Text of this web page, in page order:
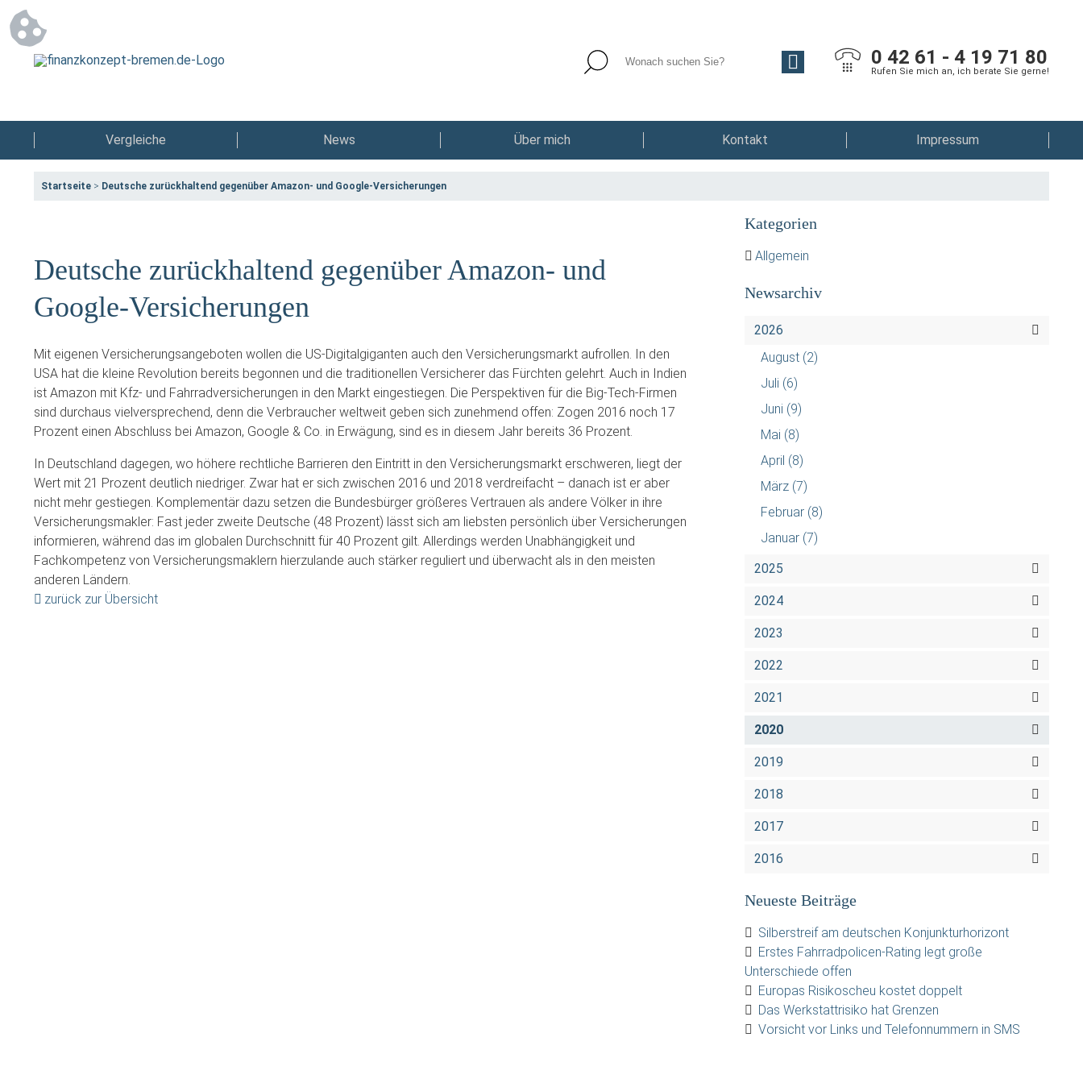
0 42 61 - 4 19 71 80
Rufen Sie mich an, ich berate Sie gerne!
Vergleiche News Über mich Kontakt Impressum
Startseite > Deutsche zurückhaltend gegenüber Amazon- und Google-Versicherungen
Deutsche zurückhaltend gegenüber Amazon- und
Google-Versicherungen
Mit eigenen Versicherungsangeboten wollen die US-Digitalgiganten auch den Versicherungsmarkt aufrollen. In den
USA hat die kleine Revolution bereits begonnen und die traditionellen Versicherer das Fürchten gelehrt. Auch in Indien
ist Amazon mit Kfz- und Fahrradversicherungen in den Markt eingestiegen. Die Perspektiven für die Big-Tech-Firmen
sind durchaus vielversprechend, denn die Verbraucher weltweit geben sich zunehmend offen: Zogen 2016 noch 17
Prozent einen Abschluss bei Amazon, Google & Co. in Erwägung, sind es in diesem Jahr bereits 36 Prozent.
In Deutschland dagegen, wo höhere rechtliche Barrieren den Eintritt in den Versicherungsmarkt erschweren, liegt der
Wert mit 21 Prozent deutlich niedriger. Zwar hat er sich zwischen 2016 und 2018 verdreifacht – danach ist er aber
nicht mehr gestiegen. Komplementär dazu setzen die Bundesbürger größeres Vertrauen als andere Völker in ihre
Versicherungsmakler: Fast jeder zweite Deutsche (48 Prozent) lässt sich am liebsten persönlich über Versicherungen
informieren, während das im globalen Durchschnitt für 40 Prozent gilt. Allerdings werden Unabhängigkeit und
Fachkompetenz von Versicherungsmaklern hierzulande auch stärker reguliert und überwacht als in den meisten
anderen Ländern.
zurück zur Übersicht
Kategorien
Allgemein
Newsarchiv
2026
August (2)
Juli (6)
Juni (9)
Mai (8)
April (8)
März (7)
Februar (8)
Januar (7)
2025
2024
2023
2022
2021
2020
2019
2018
2017
2016
Neueste Beiträge
Silberstreif am deutschen Konjunkturhorizont
Erstes Fahrradpolicen-Rating legt große
Unterschiede offen
Europas Risikoscheu kostet doppelt
Das Werkstattrisiko hat Grenzen
Vorsicht vor Links und Telefonnummern in SMS